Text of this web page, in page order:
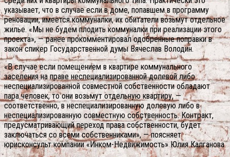
указывает, что в случае если в доме, попавшем в программу
реновации, имеется коммуналки, их обитатели возьмут отдельное
жилье. «Мы не будем плодить коммуналки при реализации этого
проекта», — ранее прокомментировал одобренные поправки в
закон спикер Государственной думы Вячеслав Володин.
«В случае если помещением в квартире коммунального
заселения на праве неспециализированной долевой либо
неспециализированной совместной собственности обладают
пара человек, то они возьмут отдельную квартиру, —
соответственно, в неспециализированную долевую либо в
неспециализированную совместную собственность. Контракт,
предусматривающий переход права собственности, будет
заключаться со всеми собственниками», — поясняет
юрисконсульт компании «Инком-Недвижимость» Юлия Калганова.